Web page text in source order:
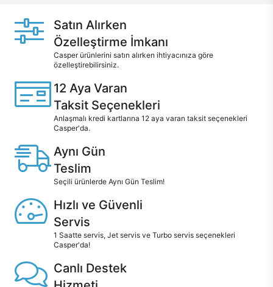
Satın Alırken
Özelleştirme İmkanı
Casper ürünlerini satın alırken ihtiyacınıza göre
özelleştirebilirsiniz.
12 Aya Varan
Taksit Seçenekleri
Anlaşmalı kredi kartlarına 12 aya varan taksit seçenekleri
Casper'da.
Aynı Gün
Teslim
Seçili ürünlerde Aynı Gün Teslim!
Hızlı ve Güvenli
Servis
1 Saatte servis, Jet servis ve Turbo servis seçenekleri
Casper'da!
Canlı Destek